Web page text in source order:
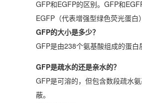
GFP和EGFP的区别。GFP和
EGFP（代表增强型绿色荧光蛋白
GFP的大小是多少？
GFP是由238个氨基酸组成的蛋白
GFP是疏水的还是亲水的？
GFP是可溶的，但包含数段疏水
蔽。